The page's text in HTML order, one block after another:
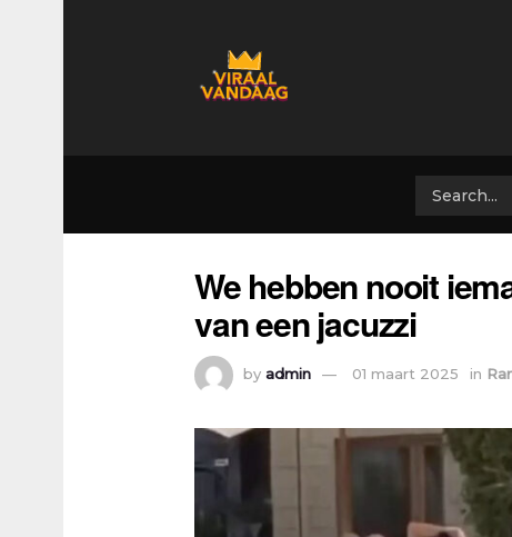
We hebben nooit
van een jacuzzi
by admin 01 maart 2025 in